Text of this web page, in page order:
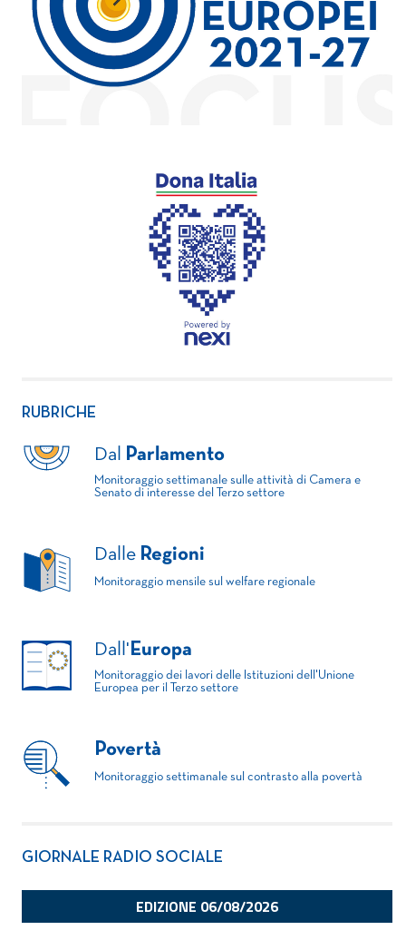
RUBRICHE
Dal Parlamento
Monitoraggio settimanale sulle attività di Camera e
Senato di interesse del Terzo settore
Dalle Regioni
Monitoraggio mensile sul welfare regionale
Dall' Europa
Monitoraggio dei lavori delle Istituzioni dell'Unione
Europea per il Terzo settore
Povertà
Monitoraggio settimanale sul contrasto alla povertà
GIORNALE RADIO SOCIALE